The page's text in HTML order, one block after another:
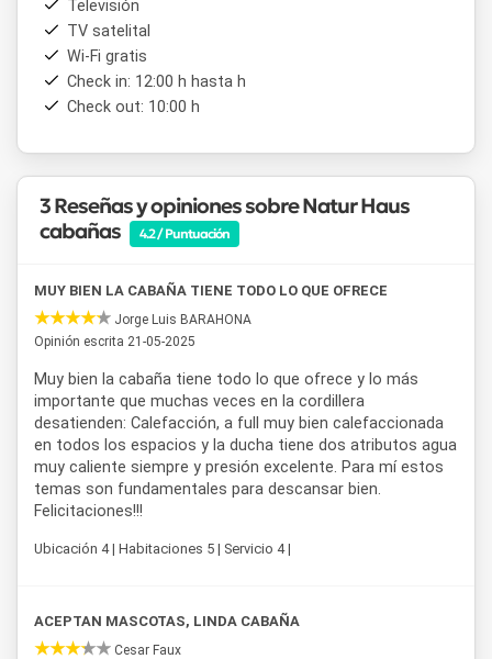
montañas.
Gracias a su excelente ubicación,
de partida perfecto para recorrer los principales
atractivos turísticos de la zona, como el
y loscircuitos de trekkingy pesca que hacen de Villa
Televisión
TV satelital
Wi-Fi gratis
Check in: 12:00 h hasta h
Check out: 10:00 h
3 Reseñas y opiniones sobre Natur Haus
cabañas
4.2 / Puntuación
MUY BIEN LA CABAÑA TIENE TODO LO QUE OFRECE
Jorge Luis BARAHONA
Opinión escrita 21-05-2025
Muy bien la cabaña tiene todo lo que ofrece y lo más
importante que muchas veces en la cordillera
desatienden: Calefacción, a full muy bien calefaccionada
en todos los espacios y la ducha tiene dos atributos agua
muy caliente siempre y presión excelente. Para mí estos
temas son fundamentales para descansar bien.
Felicitaciones!!!
Ubicación 4 | Habitaciones 5 | Servicio 4 |
ACEPTAN MASCOTAS, LINDA CABAÑA
Cesar Faux